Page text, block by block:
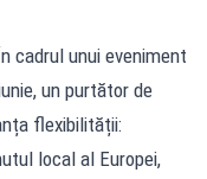
cadrul unui eveniment
un purtător de
flexibilității:
local al Europei,